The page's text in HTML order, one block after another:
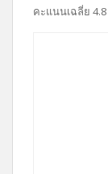
คะแนนเฉลี่ย 4.8